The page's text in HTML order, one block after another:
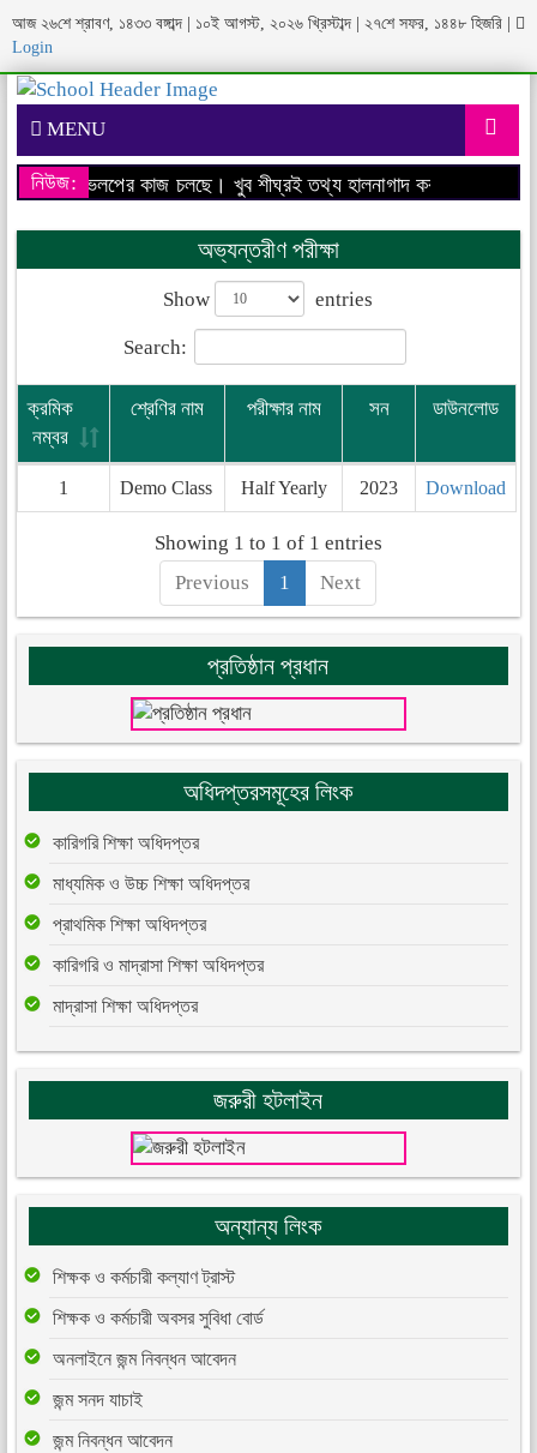
আজ ২৬শে শ্রাবণ, ১৪৩৩ বঙ্গাব্দ | ১০ই আগস্ট, ২০২৬ খ্রিস্টাব্দ | ২৭শে সফর, ১৪৪৮ হিজরি
Login
MENU
নিউজ:ডেভেলপের কাজ চলছে। খুব শীঘ্রই তথ্য হালনাগাদ করা হবে।
অভ্যন্তরীণ পরীক্ষা
Show entries
Search:
ক্রমিক
নম্বর
শ্রেণির নাম পরীক্ষার নাম সন ডাউনলোড
1 Demo Class Half Yearly 2023 Download
Showing 1 to 1 of 1 entries
Previous
1 Next
প্রতিষ্ঠান প্রধান
অধিদপ্তরসমূহের লিংক
কারিগরি শিক্ষা অধিদপ্তর
মাধ্যমিক ও উচ্চ শিক্ষা অধিদপ্তর
প্রাথমিক শিক্ষা অধিদপ্তর
কারিগরি ও মাদ্রাসা শিক্ষা অধিদপ্তর
মাদ্রাসা শিক্ষা অধিদপ্তর
জরুরী হটলাইন
অন্যান্য লিংক
শিক্ষক ও কর্মচারী কল্যাণ ট্রাস্ট
শিক্ষক ও কর্মচারী অবসর সুবিধা বোর্ড
অনলাইনে জন্ম নিবন্ধন আবেদন
জন্ম সনদ যাচাই
জন্ম নিবন্ধন আবেদন